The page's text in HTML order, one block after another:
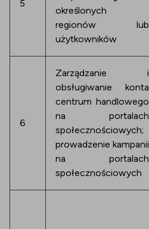
5
określonych
regionów lub
użytkowników
6
Zarządzanie i
obsługiwanie konta
centrum handlowego
na portalach
społecznościowych;
prowadzenie kampanii
na portalach
społecznościowych